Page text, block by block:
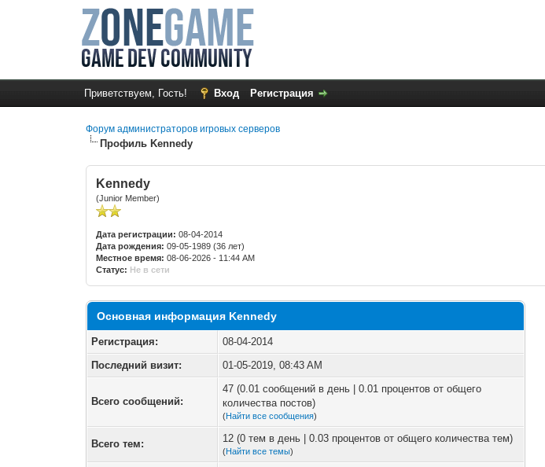
Приветствуем, Гость! Вход Регистрация
Форум администраторов игровых серверов
Профиль Kennedy
Kennedy
(Junior Member)
Дата регистрации: 08-04-2014
Дата рождения: 09-05-1989 (36 лет)
Местное время: 08-06-2026 - 11:44 AM
Статус: Не в сети
Основная информация Kennedy
Регистрация:
08-04-2014
Последний визит:
01-05-2019, 08:43 AM
Всего сообщений:
47 (0.01 сообщений в день | 0.01 процентов от общего
количества постов)
(Найти все сообщения)
Всего тем: 12 (0 тем в день | 0.03 процентов от общего количества тем)
(Найти все темы)